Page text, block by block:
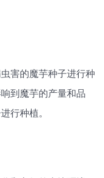
害的魔芋种子进行种
到魔芋的产量和品
行种植。